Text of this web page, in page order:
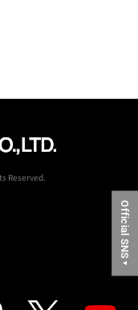
Official SNS
▼
Reserved.